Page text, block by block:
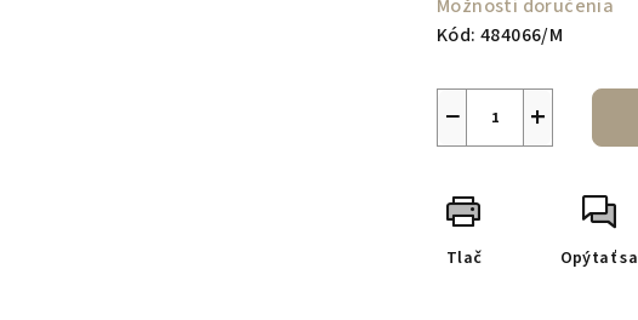
Možnosti doručenia
Kód: 484066/M
+
−
Tlač Opýtať sa